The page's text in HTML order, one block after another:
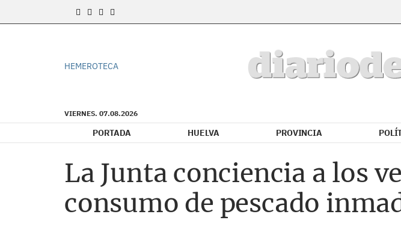
HEMEROTECA
VIERNES. 07.08.2026
PORTADA HUELVA PROVINCIA
La Junta conciencia a los
consumo de pescado